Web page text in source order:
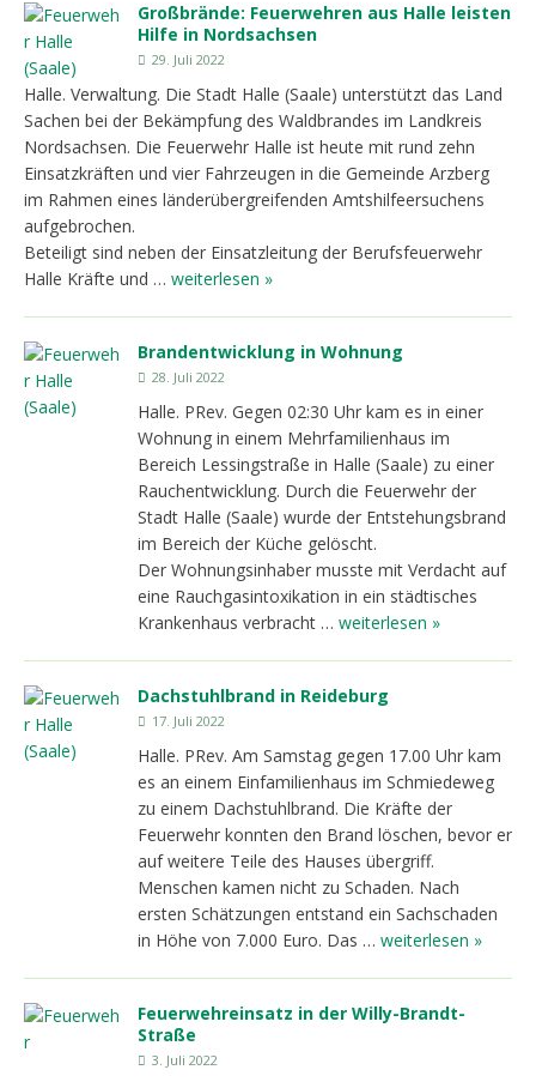
Großbrände: Feuerwehren aus Halle leisten
Hilfe in Nordsachsen
29. Juli 2022
Halle. Verwaltung. Die Stadt Halle (Saale) unterstützt das Land
Sachen bei der Bekämpfung des Waldbrandes im Landkreis
Nordsachsen. Die Feuerwehr Halle ist heute mit rund zehn
Einsatzkräften und vier Fahrzeugen in die Gemeinde Arzberg
im Rahmen eines länderübergreifenden Amtshilfeersuchens
aufgebrochen.
Beteiligt sind neben der Einsatzleitung der Berufsfeuerwehr
Halle Kräfte und … weiterlesen »
Brandentwicklung in Wohnung
28. Juli 2022
Halle. PRev. Gegen 02:30 Uhr kam es in einer
Wohnung in einem Mehrfamilienhaus im
Bereich Lessingstraße in Halle (Saale) zu einer
Rauchentwicklung. Durch die Feuerwehr der
Stadt Halle (Saale) wurde der Entstehungsbrand
im Bereich der Küche gelöscht.
Der Wohnungsinhaber musste mit Verdacht auf
eine Rauchgasintoxikation in ein städtisches
Krankenhaus verbracht … weiterlesen »
Dachstuhlbrand in Reideburg
17. Juli 2022
Halle. PRev. Am Samstag gegen 17.00 Uhr kam
es an einem Einfamilienhaus im Schmiedeweg
zu einem Dachstuhlbrand. Die Kräfte der
Feuerwehr konnten den Brand löschen, bevor er
auf weitere Teile des Hauses übergriff.
Menschen kamen nicht zu Schaden. Nach
ersten Schätzungen entstand ein Sachschaden
in Höhe von 7.000 Euro. Das … weiterlesen »
Feuerwehreinsatz in der Willy-Brandt-
Straße
3. Juli 2022